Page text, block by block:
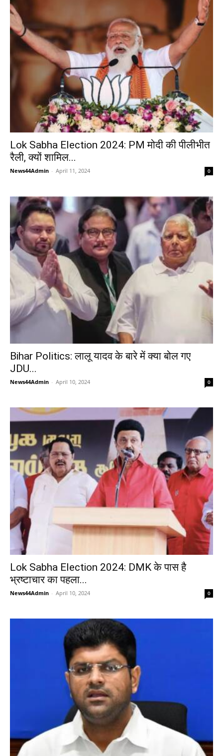
Lok Sabha Election 2024: PM मोदी की पीलीभीत
रैली, क्यों शामिल...
News44Admin - April 11, 2024 0
Bihar Politics: लालू यादव के बारे में क्या बोल गए
JDU...
News44Admin - April 10, 2024 0
Lok Sabha Election 2024: DMK के पास है
भ्रष्टाचार का पहला...
News44Admin - April 10, 2024 0